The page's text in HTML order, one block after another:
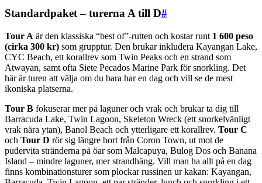
Standardpaket – turerna A till D#
Tour A är den klassiska “best of”-rutten och kostar runt 1 600 peso
(cirka 300 kr) som grupptur. Den brukar inkludera Kayangan Lake,
CYC Beach, ett korallrev som Twin Peaks och en strand som
Atwayan, samt ofta Siete Pecados Marine Park för snorkling. Det
här är turen att välja om du bara har en dag och vill se de mest
ikoniska platserna.
Tour B fokuserar mer på laguner och vrak och brukar ta dig till
Barracuda Lake, Twin Lagoon, Skeleton Wreck (ett snorkelvänligt
vrak nära ytan), Banol Beach och ytterligare ett korallrev. Tour C
och Tour D rör sig längre bort från Coron Town, ut mot de
pudervita stränderna på öar som Malcapuya, Bulog Dos och Banana
Island – mindre laguner, mer strandhäng. Vill man ha allt på en dag
finns kombinationsturer som plockar russinen ur kakan: Kayangan,